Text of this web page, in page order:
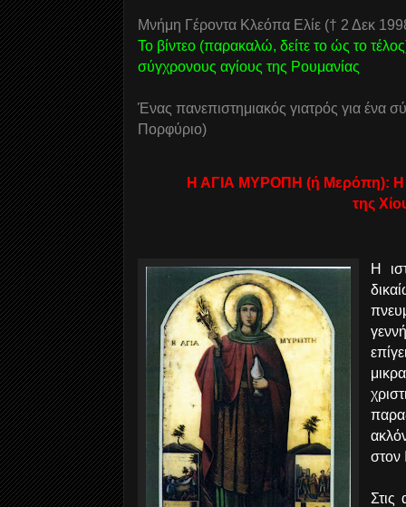
Μνήμη Γέροντα Κλεόπα Ελίε († 2 Δεκ
Το βίντεο (παρακαλώ, δείτε το ώς το
σύγχρονους αγίους της Ρουμανίας
Ένας πανεπιστημιακός γιατρός για ένα
Πορφύριο)
Η ΑΓΙΑ ΜΥΡΟΠΗ (ή Μερόπη): H
της
Η
στον